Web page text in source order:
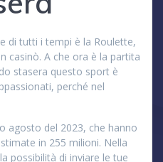
di tutti i tempi è la Roulette,
casinò. A che ora è la partita
stasera questo sport è
perché nel
agosto del 2023, che hanno
in 255 milioni. Nella
possibilità di inviare le tue